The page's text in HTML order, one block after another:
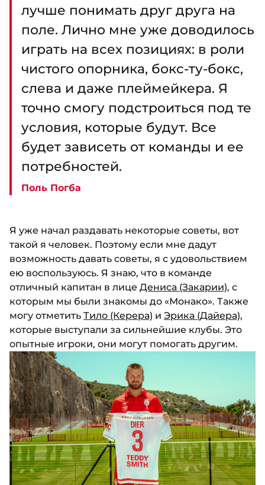
лучше понимать друг друга на
поле. Лично мне уже доводилось
играть на всех позициях: в роли
чистого опорника, бокс-ту-бокс,
слева и даже плеймейкера. Я
точно смогу подстроиться под те
условия, которые будут. Все
будет зависеть от команды и ее
потребностей.
Поль Погба
Я уже начал раздавать некоторые советы, вот
такой я человек. Поэтому если мне дадут
возможность давать советы, я с удовольствием
ею воспользуюсь. Я знаю, что в команде
отличный капитан в лице Дениса (Закарии), с
которым мы были знакомы до «Монако». Также
могу отметить Тило (Керера) и Эрика (Дайера),
которые выступали за сильнейшие клубы. Это
опытные игроки, они могут помогать другим.